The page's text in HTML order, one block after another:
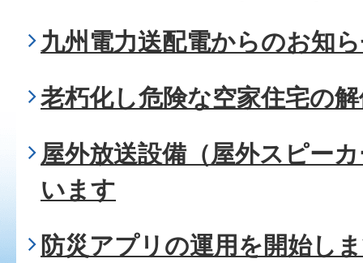
九州電力送配電からのお知
老朽化し危険な空家住宅の
屋外放送設備（屋外スピー
います
防災アプリの運用を開始し